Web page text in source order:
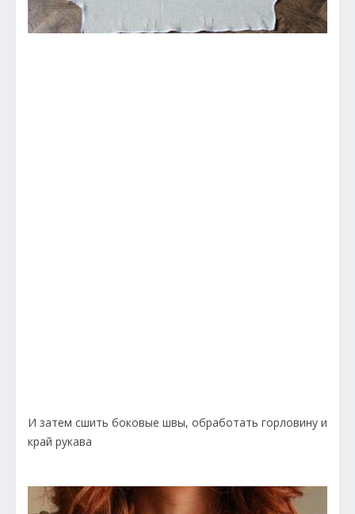
И затем сшить боковые швы, обработать горловину и
край рукава